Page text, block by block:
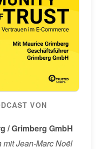
VON
/ Grimberg GmbH
mit Jean-Marc Noël